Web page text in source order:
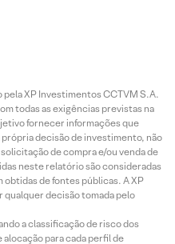
XP Investimentos CCTVM S.A.
todas as exigências previstas na
fornecer informações que
decisão de investimento, não
de compra e/ou venda de
neste relatório são consideradas
obtidas de fontes públicas. A XP
qualquer decisão tomada pelo
a classificação de risco dos
para cada perfil de